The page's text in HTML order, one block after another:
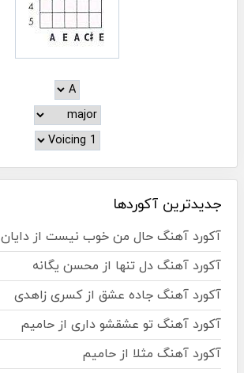
جدیدترین آکوردها
آکورد آهنگ حال من خوب نیست از دایان
آکورد آهنگ دل تنها از محسن یگانه
آکورد آهنگ جاده عشق از کسری زاهدی
آکورد آهنگ تو عشقشو داری از حامیم
آکورد آهنگ مثلا از حامیم